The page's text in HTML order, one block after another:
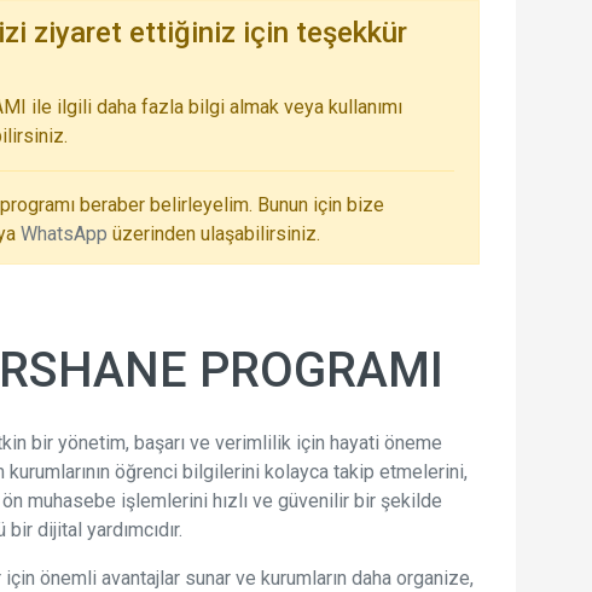
ziyaret ettiğiniz için teşekkür
ile ilgili daha fazla bilgi almak veya kullanımı
beraber belirleyelim. Bunun için bize
WhatsApp üzerinden ulaşabilirsiniz.
PROGRAMI
bir yönetim, başarı ve verimlilik için hayati öneme
öğrenci bilgilerini kolayca takip etmelerini,
muhasebe işlemlerini hızlı ve güvenilir bir şekilde
dijital yardımcıdır.
önemli avantajlar sunar ve kurumların daha organize,